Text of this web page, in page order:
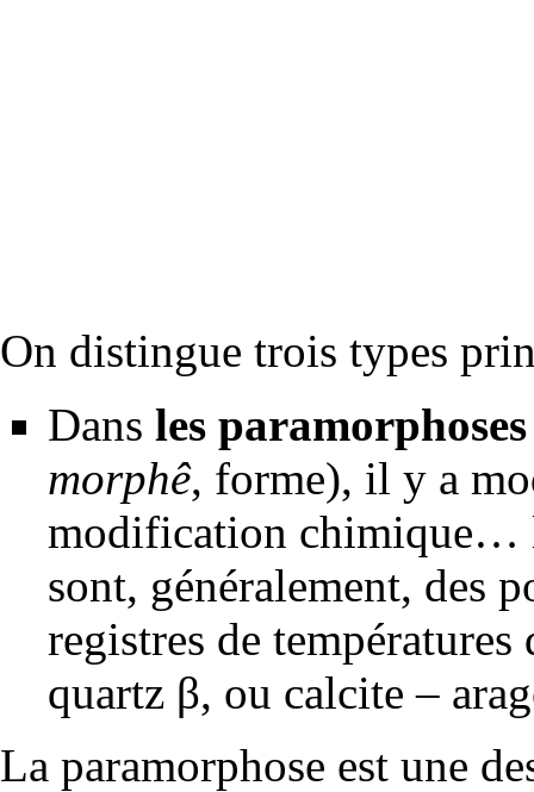
On distingue trois types
Dans les paramorphoses
morphê, forme), il y a
modification chimique…
sont, généralement, des
registres de
quartz β, ou calcite –
La paramorphose est une